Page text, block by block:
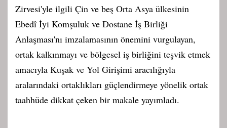
Zirvesi'yle ilgili Çin ve beş Orta Asya ülkesinin
Ebedî İyi Komşuluk ve Dostane İş Birliği
Anlaşması'nı imzalamasının önemini vurgulayan,
ortak kalkınmayı ve bölgesel iş birliğini teşvik etmek
amacıyla Kuşak ve Yol Girişimi aracılığıyla
aralarındaki ortaklıkları güçlendirmeye yönelik ortak
taahhüde dikkat çeken bir makale yayımladı.